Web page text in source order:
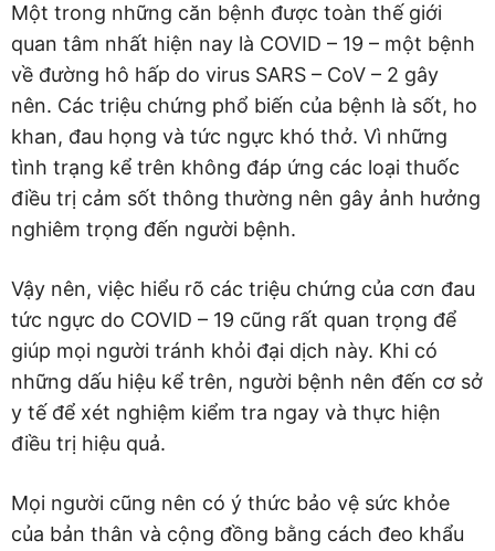
Một trong những căn bệnh được toàn thế giới
quan tâm nhất hiện nay là COVID – 19 – một bệnh
về đường hô hấp do virus SARS – CoV – 2 gây
nên. Các triệu chứng phổ biến của bệnh là sốt, ho
khan, đau họng và tức ngực khó thở. Vì những
tình trạng kể trên không đáp ứng các loại thuốc
điều trị cảm sốt thông thường nên gây ảnh hưởng
nghiêm trọng đến người bệnh.
Vậy nên, việc hiểu rõ các triệu chứng của cơn đau
tức ngực do COVID – 19 cũng rất quan trọng để
giúp mọi người tránh khỏi đại dịch này. Khi có
những dấu hiệu kể trên, người bệnh nên đến cơ sở
y tế để xét nghiệm kiểm tra ngay và thực hiện
điều trị hiệu quả.
Mọi người cũng nên có ý thức bảo vệ sức khỏe
của bản thân và cộng đồng bằng cách đeo khẩu